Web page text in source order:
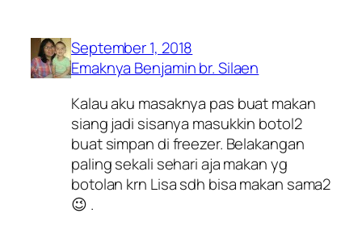
September 1, 2018
Emaknya Benjamin br. Silaen
Kalau aku masaknya pas buat makan
siang jadi sisanya masukkin botol2
buat simpan di freezer. Belakangan
paling sekali sehari aja makan yg
botolan krn Lisa sdh bisa makan sama2
😉 .